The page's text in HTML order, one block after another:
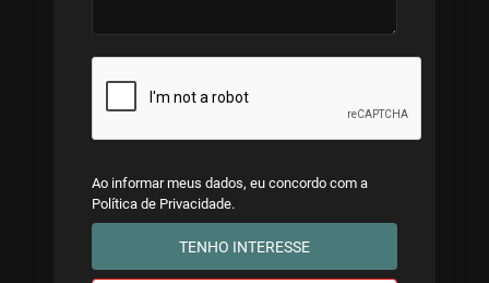
Ao informar meus dados, eu concordo com a
Política de Privacidade.
TENHO INTERESSE